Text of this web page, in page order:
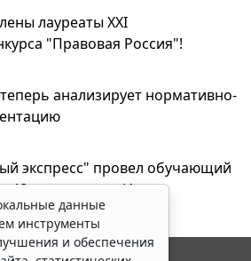
лауреаты XXI
"Правовая Россия"!
анализирует нормативно-
экспресс" провел обучающий
AI-ассистентом Искра
данные
инструменты
и обеспечения